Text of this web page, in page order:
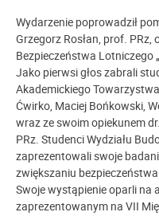
Wydarzenie poprowadził
Grzegorz Rosłan, prof. PRz,
Bezpieczeństwa Lotniczego
Jako pierwsi głos zabrali
Akademickiego
Ćwirko, Maciej Bońkowski,
wraz ze swoim opiekunem
PRz. Studenci Wydziału
zaprezentowali swoje
zwiększaniu
Swoje wystąpienie oparli na
zaprezentowanym na VII